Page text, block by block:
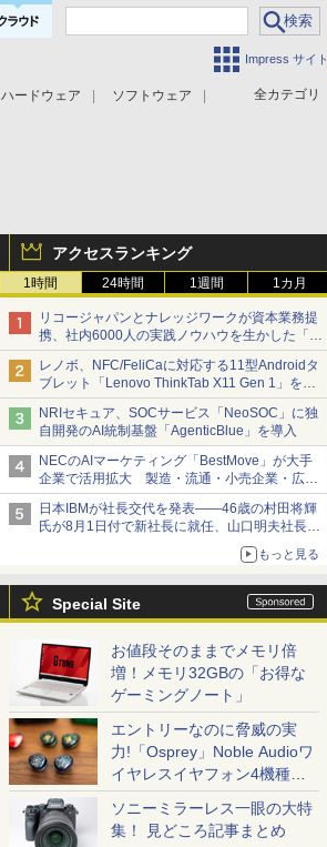
Impress サイト
全カテゴリ
ハードウェア
ソフトウェア
アクセスランキング
1時間 24時間 1週間 1カ月
リコージャパンとナレッジワークが資本業務提
携、社内6000人の実践ノウハウを生かした「AI
商談記録 for RICOH」を展開へ
レノボ、NFC/FeliCaに対応する11型Androidタ
ブレット「Lenovo ThinkTab X11 Gen 1」を発
売
NRIセキュア、SOCサービス「NeoSOC」に独
自開発のAI統制基盤「AgenticBlue」を導入
NECのAIマーケティング「BestMove」が大手
企業で活用拡大 製造・流通・小売企業・広告
代理店などが実装フェーズへ
日本IBMが社長交代を発表――46歳の村田将輝
氏が8月1日付で新社長に就任、山口明夫社長は
もっと見る
Special Site
お値段そのままでメモリ倍
増！メモリ32GBの「お得な
ゲーミングノート」
エントリーなのに脅威の実
力!「Osprey」Noble Audioワ
イヤレスイヤフォン4機種を
一気に聴く
ソニーミラーレス一眼の大特
集！ 見どころ記事まとめ